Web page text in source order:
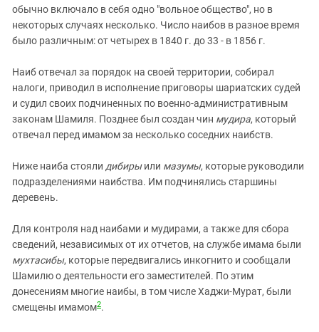
обычно включало в себя одно "вольное общество", но в
некоторых случаях несколько. Число наибов в разное время
было различным: от четырех в 1840 г. до 33 - в 1856 г.
Наиб отвечал за порядок на своей территории, собирал
налоги, приводил в исполнение приговоры шариатских судей
и судил своих подчиненных по военно-административным
законам Шамиля. Позднее был создан чин мудира, который
отвечал перед имамом за несколько соседних наибств.
Ниже наиба стояли дибирыили мазумы, которые руководили
подразделениями наибства. Им подчинялись старшины
деревень.
Для контроля над наибами и мудирами, а также для сбора
сведений, независимых от их отчетов, на службе имама были
мухтасибы, которые передвигались инкогнито и сообщали
Шамилю о деятельности его заместителей. По этим
донесениям многие наибы, в том числе Хаджи-Мурат, были
смещены имамом2.